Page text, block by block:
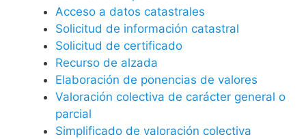
Acceso a datos catastrales
Solicitud de información catastral
Solicitud de certificado
Recurso de alzada
Elaboración de ponencias de valores
Valoración colectiva de carácter general o
parcial
Simplificado de valoración colectiva